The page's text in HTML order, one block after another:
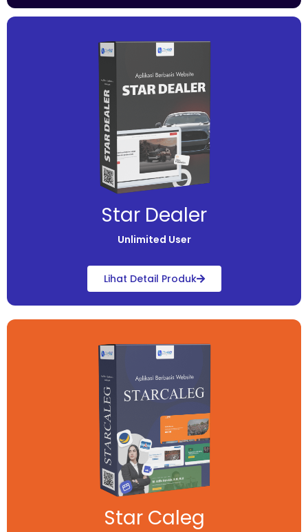
Star Dealer
Unlimited User
Lihat Detail Produk
Star Caleg